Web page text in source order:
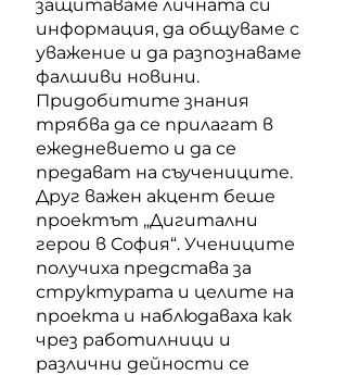
защитаваме личната си
информация, да общуваме с
уважение и да разпознаваме
фалшиви новини.
Придобитите знания
трябва да се прилагат в
ежедневието и да се
предават на съучениците.
Друг важен акцент беше
проектът „Дигитални
герои в София“. Учениците
получиха представа за
структурата и целите на
проекта и наблюдаваха как
чрез работилници и
различни дейности се